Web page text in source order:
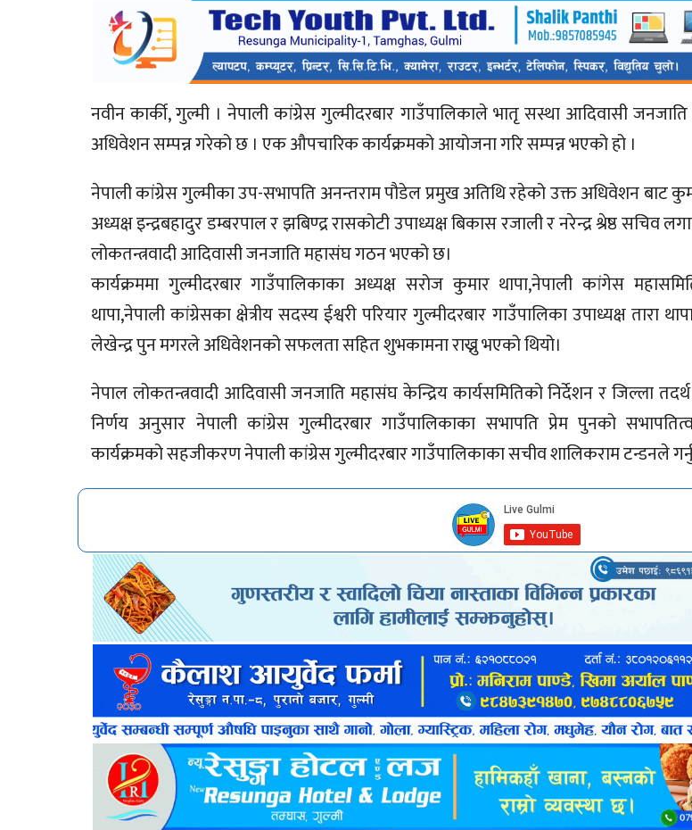
नवीन कार्की, गुल्मी । नेपाली कांग्रेस गुल्मीदरबार गाउँपालिकाले भातृ सस्था आदिवासी
अधिवेशन सम्पन्न गरेको छ । एक औपचारिक कार्यक्रमको आयोजना गरि सम्पन्न भएको हो ।
नेपाली कांग्रेस गुल्मीका उप-सभापति अनन्तराम पौडेल प्रमुख अतिथि रहेको उक्त अधिवेशन बाट
अध्यक्ष इन्द्रबहादुर डम्बरपाल र झबिण्द्र रासकोटी उपाध्यक्ष बिकास रजाली र नरेन्द्र श्रेष्ठ सचिव
लोकतन्त्रवादी आदिवासी जनजाति महासंघ गठन भएको छ।
कार्यक्रममा गुल्मीदरबार गाउँपालिकाका अध्यक्ष सरोज कुमार थापा,नेपाली कांगेस
थापा,नेपाली कांग्रेसका क्षेत्रीय सदस्य ईश्वरी परियार गुल्मीदरबार गाउँपालिका उपाध्यक्ष तारा
लेखेन्द्र पुन मगरले अधिवेशनको सफलता सहित शुभकामना राख्नु भएको थियो।
नेपाल लोकतन्त्रवादी आदिवासी जनजाति महासंघ केन्द्रिय कार्यसमितिको निर्देशन र जिल्ला
निर्णय अनुसार नेपाली कांग्रेस गुल्मीदरबार गाउँपालिकाका सभापति प्रेम पुनको
कार्यक्रमको सहजीकरण नेपाली कांग्रेस गुल्मीदरबार गाउँपालिकाका सचीव शालिकराम टन्डनले